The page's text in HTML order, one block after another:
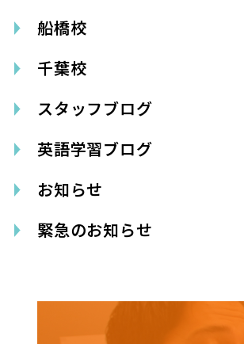
船橋校
千葉校
スタッフブログ
英語学習ブログ
お知らせ
緊急のお知らせ